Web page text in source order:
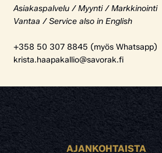
Asiakaspalvelu / Myynti / Markkinointi
Vantaa / Service also in English
+358 50 307 8845 (myös Whatsapp)
krista.haapakallio@savorak.fi
AJANKOHTAISTA